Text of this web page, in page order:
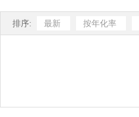
排序: 最新 按年化率